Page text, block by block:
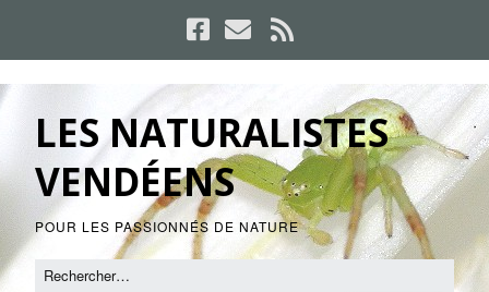
LES NATURALISTES
VENDÉENS
POUR LES PASSIONNÉS DE NATURE